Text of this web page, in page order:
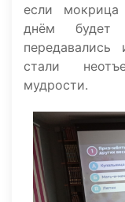
если
днём будет
стали
мудрости.